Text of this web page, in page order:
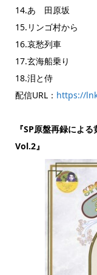
14.あゝ田原坂
15.リンゴ村から
16.哀愁列車
17.玄海船乗り
18.泪と侍
配信URL： https://
『SP原盤再録によ
Vol.2』